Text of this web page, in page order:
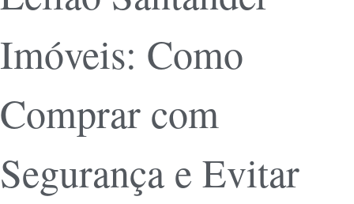
Imóveis: Como
Comprar com
Segurança e Evitar